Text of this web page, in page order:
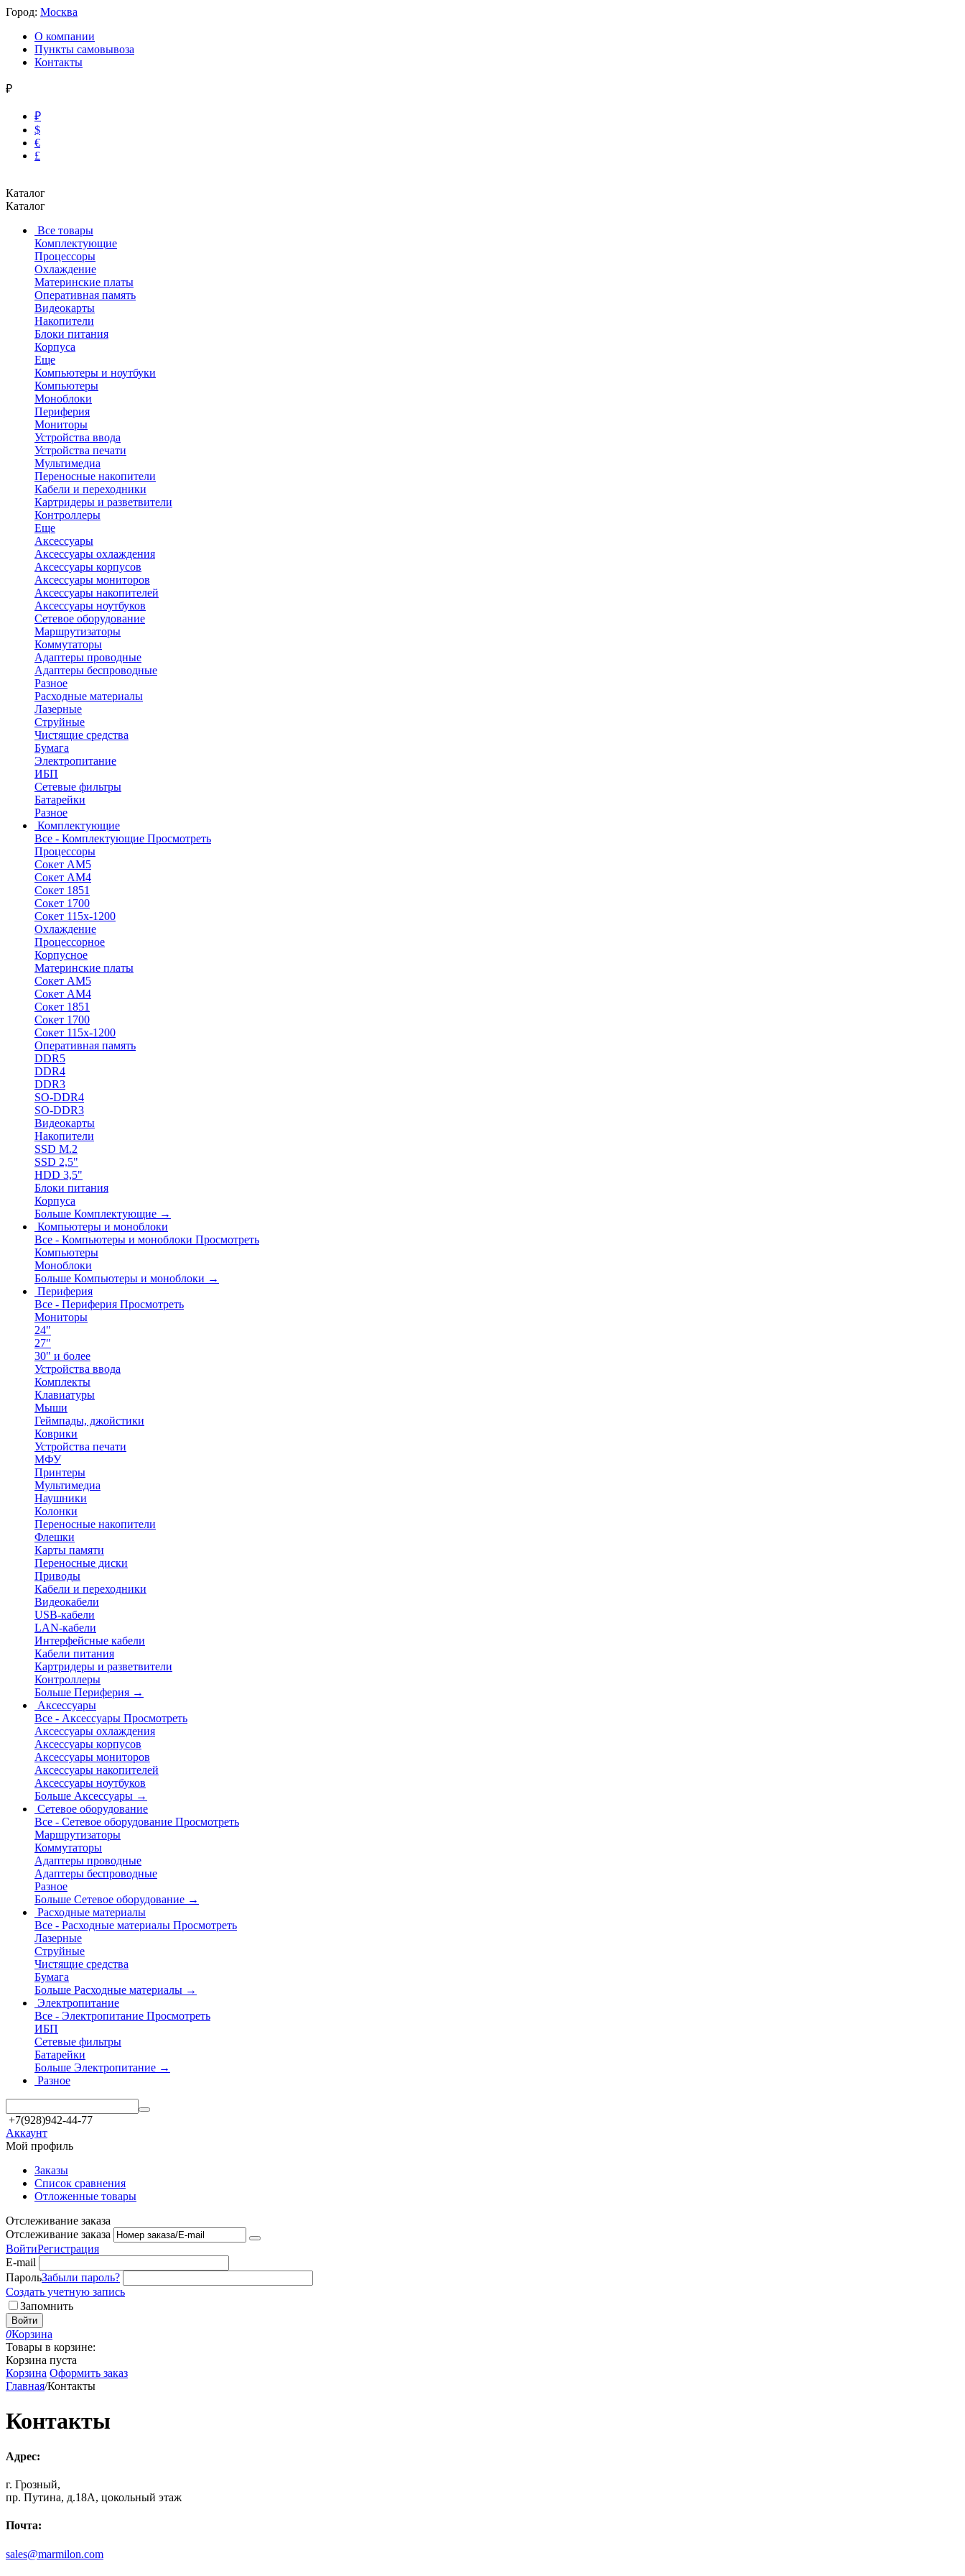
Город: Москва
О компании
Пункты самовывоза
Контакты
₽
₽
$
€
£
Каталог
Каталог
Все товары
Комплектующие
Процессоры
Охлаждение
Материнские платы
Оперативная память
Видеокарты
Накопители
Блоки питания
Корпуса
Еще
Компьютеры и ноутбуки
Компьютеры
Моноблоки
Периферия
Мониторы
Устройства ввода
Устройства печати
Мультимедиа
Переносные накопители
Кабели и переходники
Картридеры и разветвители
Контроллеры
Еще
Аксессуары
Аксессуары охлаждения
Аксессуары корпусов
Аксессуары мониторов
Аксессуары накопителей
Аксессуары ноутбуков
Сетевое оборудование
Маршрутизаторы
Коммутаторы
Адаптеры проводные
Адаптеры беспроводные
Разное
Расходные материалы
Лазерные
Струйные
Чистящие средства
Бумага
Электропитание
ИБП
Сетевые фильтры
Батарейки
Разное
Комплектующие
Все - Комплектующие Просмотреть
Процессоры
Сокет АМ5
Сокет АМ4
Сокет 1851
Сокет 1700
Сокет 115х-1200
Охлаждение
Процессорное
Корпусное
Материнские платы
Сокет АМ5
Сокет АМ4
Сокет 1851
Сокет 1700
Сокет 115х-1200
Оперативная память
DDR5
DDR4
DDR3
SO-DDR4
SO-DDR3
Видеокарты
Накопители
SSD M.2
SSD 2,5"
HDD 3,5"
Блоки питания
Корпуса
Больше Комплектующие →
Компьютеры и моноблоки
Все - Компьютеры и моноблоки Просмотреть
Компьютеры
Моноблоки
Больше Компьютеры и моноблоки →
Периферия
Все - Периферия Просмотреть
Мониторы
24"
27"
30" и более
Устройства ввода
Комплекты
Клавиатуры
Мыши
Геймпады, джойстики
Коврики
Устройства печати
МФУ
Принтеры
Мультимедиа
Наушники
Колонки
Переносные накопители
Флешки
Карты памяти
Переносные диски
Приводы
Кабели и переходники
Видеокабели
USB-кабели
LAN-кабели
Интерфейсные кабели
Кабели питания
Картридеры и разветвители
Контроллеры
Больше Периферия →
Аксессуары
Все - Аксессуары Просмотреть
Аксессуары охлаждения
Аксессуары корпусов
Аксессуары мониторов
Аксессуары накопителей
Аксессуары ноутбуков
Больше Аксессуары →
Сетевое оборудование
Все - Сетевое оборудование Просмотреть
Маршрутизаторы
Коммутаторы
Адаптеры проводные
Адаптеры беспроводные
Разное
Больше Сетевое оборудование →
Расходные материалы
Все - Расходные материалы Просмотреть
Лазерные
Струйные
Чистящие средства
Бумага
Больше Расходные материалы →
Электропитание
Все - Электропитание Просмотреть
ИБП
Сетевые фильтры
Батарейки
Больше Электропитание →
Разное
+7(928)942-44-77
Аккаунт
Мой профиль
Заказы
Список сравнения
Отложенные товары
Отслеживание заказа
Отслеживание заказа
ВойтиРегистрация
E-mail
ПарольЗабыли пароль?
Создать учетную запись
Запомнить
Войти
0Корзина
Товары в корзине:
Корзина пуста
Корзина Оформить заказ
Главная/Контакты
Контакты
Адрес:
г. Грозный,
пр. Путина, д.18А, цокольный этаж
Почта:
sales@marmilon.com